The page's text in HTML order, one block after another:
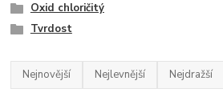
Oxid chloričitý
Tvrdost
Nejnovější Nejlevnější Nejdražší